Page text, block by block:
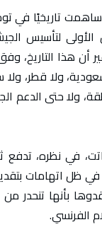
ساهمت تاريخيًا في
لتأسيس
هذا التاريخ،
ولا قطر،
ولا حتى الدعم
في نظره،
في ظل اتهامات
بأنها تنحدر
الفرنسي.